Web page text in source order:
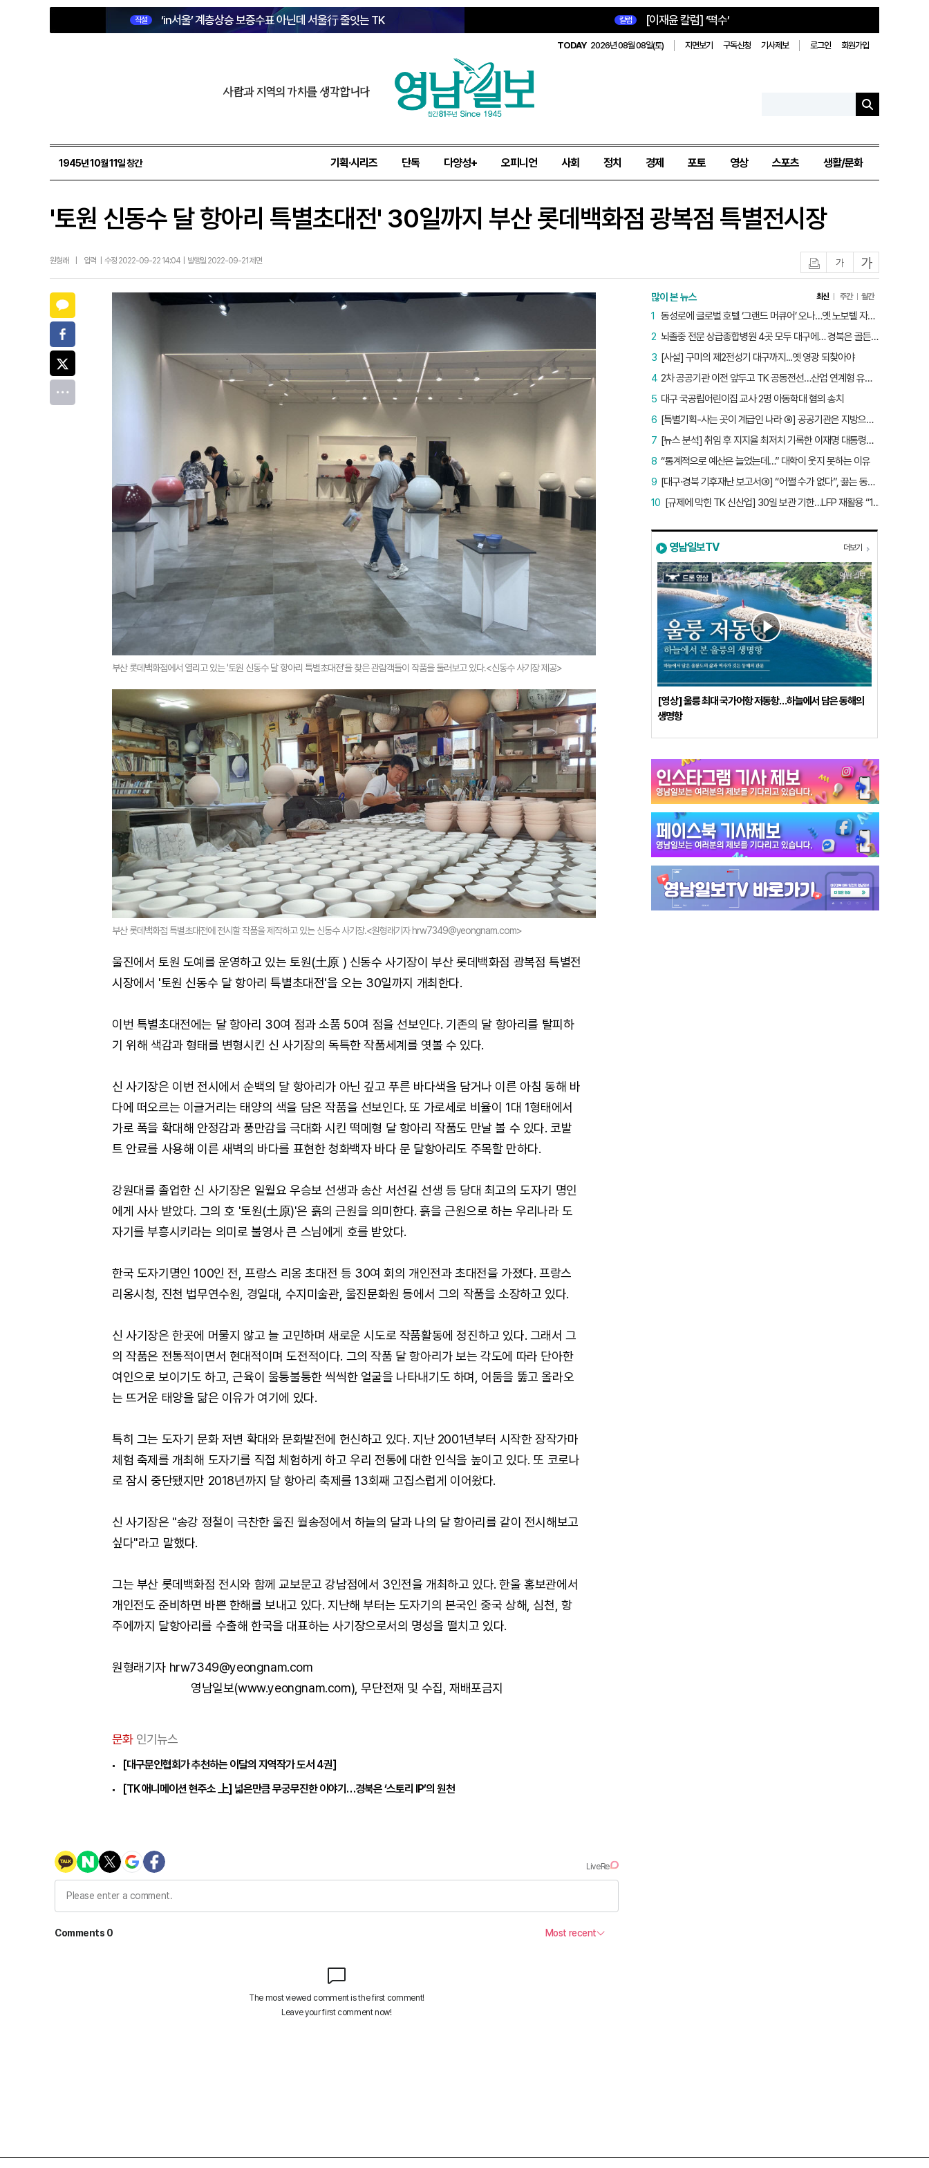
직설 ‘in서울’ 계층상승 보증수표 아닌데 서울行 줄잇는 TK 칼럼 [이재윤 칼럼] ‘떡수’
TODAY 2026년 08월 08일(토) 지면보기 구독신청 기사제보 로그인 회원가입
사람과 지역의 가치를 생각합니다
1945년 10월 11일 창간 기획·시리즈 단독 다양성+ 오피니언 사회 정치 경제 포토 영상 스포츠 생활/문화
'토원 신동수 달 항아리 특별초대전' 30일까지 부산 롯데백화점 광복점 특별전시장
원형래 입력 | 수정 2022-09-22 14:04 | 발행일 2022-09-21 제면 글자작게글자크게
부산 롯데백화점에서 열리고 있는 '토원 신동수 달 항아리 특별초대전'을 찾은 관람객들이 작품을 둘러보고 있다.<신동수 사기장 제공>
부산 롯데백화점 특별초대전에 전시할 작품을 제작하고 있는 신동수 사기장.<원형래기자 hrw7349@yeongnam.com>
울진에서 토원 도예를 운영하고 있는 토원(土原 ) 신동수 사기장이 부산 롯데백화점 광복점 특별전
시장에서 '토원 신동수 달 항아리 특별초대전'을 오는 30일까지 개최한다.
이번 특별초대전에는 달 항아리 30여 점과 소품 50여 점을 선보인다. 기존의 달 항아리를 탈피하
기 위해 색감과 형태를 변형시킨 신 사기장의 독특한 작품세계를 엿볼 수 있다.
신 사기장은 이번 전시에서 순백의 달 항아리가 아닌 깊고 푸른 바다색을 담거나 이른 아침 동해 바
다에 떠오르는 이글거리는 태양의 색을 담은 작품을 선보인다. 또 가로세로 비율이 1대 1형태에서
가로 폭을 확대해 안정감과 풍만감을 극대화 시킨 떡메형 달 항아리 작품도 만날 볼 수 있다. 코발
트 안료를 사용해 이른 새벽의 바다를 표현한 청화백자 바다 문 달항아리도 주목할 만하다.
강원대를 졸업한 신 사기장은 일월요 우승보 선생과 송산 서선길 선생 등 당대 최고의 도자기 명인
에게 사사 받았다. 그의 호 '토원(土原)'은 흙의 근원을 의미한다. 흙을 근원으로 하는 우리나라 도
자기를 부흥시키라는 의미로 불영사 큰 스님에게 호를 받았다.
한국 도자기명인 100인 전, 프랑스 리옹 초대전 등 30여 회의 개인전과 초대전을 가졌다. 프랑스
리옹시청, 진천 법무연수원, 경일대, 수지미술관, 울진문화원 등에서 그의 작품을 소장하고 있다.
신 사기장은 한곳에 머물지 않고 늘 고민하며 새로운 시도로 작품활동에 정진하고 있다. 그래서 그
의 작품은 전통적이면서 현대적이며 도전적이다. 그의 작품 달 항아리가 보는 각도에 따라 단아한
여인으로 보이기도 하고, 근육이 울퉁불퉁한 씩씩한 얼굴을 나타내기도 하며, 어둠을 뚫고 올라오
는 뜨거운 태양을 닮은 이유가 여기에 있다.
특히 그는 도자기 문화 저변 확대와 문화발전에 헌신하고 있다. 지난 2001년부터 시작한 장작가마
체험 축제를 개최해 도자기를 직접 체험하게 하고 우리 전통에 대한 인식을 높이고 있다. 또 코로나
로 잠시 중단됐지만 2018년까지 달 항아리 축제를 13회째 고집스럽게 이어왔다.
신 사기장은 "송강 정철이 극찬한 울진 월송정에서 하늘의 달과 나의 달 항아리를 같이 전시해보고
싶다"라고 말했다.
그는 부산 롯데백화점 전시와 함께 교보문고 강남점에서 3인전을 개최하고 있다. 한울 홍보관에서
개인전도 준비하면 바쁜 한해를 보내고 있다. 지난해 부터는 도자기의 본국인 중국 상해, 심천, 항
주에까지 달항아리를 수출해 한국을 대표하는 사기장으로서의 명성을 떨치고 있다.
원형래기자 hrw7349@yeongnam.com
영남일보(www.yeongnam.com), 무단전재 및 수집, 재배포금지
문화 인기뉴스
[대구문인협회가 추천하는 이달의 지역작가 도서 4권]
[TK 애니메이션 현주소 上] 넓은만큼 무궁무진한 이야기…경북은 ‘스토리 IP’의 원천
많이 본 뉴스 최신 주간 월간
동성로에 글로벌 호텔 ‘그랜드 머큐어’ 오나…옛 노보텔 자리 사무실 개설
1
뇌졸중 전문 상급종합병원 4곳 모두 대구에… 경북은 골든타임 사각지대
2
[사설] 구미의 제2전성기 대구까지...옛 영광 되찾아야
3
2차 공공기관 이전 앞두고 TK 공동전선…산업 연계형 유치 승부수
4
대구 국공립어린이집 교사 2명 아동학대 혐의 송치
5
[특별기획-사는 곳이 계급인 나라 ⑨] 공공기관은 지방으로 왔지만, 그들이 사는 곳은 서울이었다
6
[뉴스 분석] 취임 후 지지율 최저치 기록한 이재명 대통령…왜?
7
“통계적으로 예산은 늘었는데…” 대학이 웃지 못하는 이유
8
[대구·경북 기후재난 보고서③] “어쩔 수가 없다”, 끓는 동해…‘절멸 위기’ 경북 수산업
9
[규제에 막힌 TK 신산업] 30일 보관 기한…LFP 재활용 “180일로 늘려야”
10
영남일보TV 더보기
[영상] 울릉 최대 국가어항 저동항…하늘에서 담은 동해의
생명항